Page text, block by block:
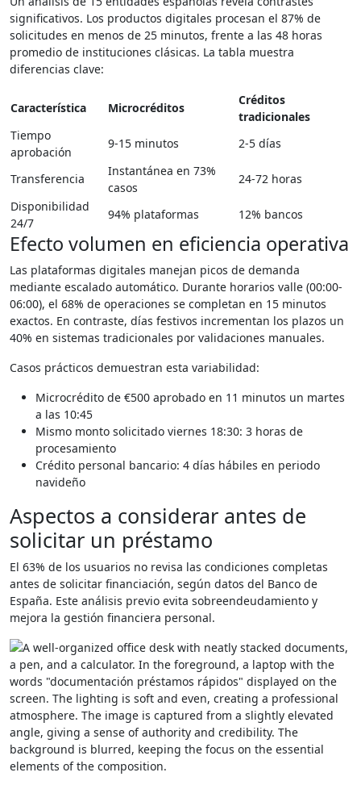
significativos. Los productos digitales procesan el 87% de
solicitudes en menos de 25 minutos, frente a las 48 horas
promedio de instituciones clásicas. La tabla muestra
diferencias clave:
Característica Microcréditos
Créditos
tradicionales
Tiempo
aprobación
9-15 minutos 2-5 días
Transferencia
Instantánea en 73%
casos
24-72 horas
Disponibilidad
24/7
94% plataformas 12% bancos
Efecto volumen en eficiencia operativa
Las plataformas digitales manejan picos de demanda
mediante escalado automático. Durante horarios valle (00:00-
06:00), el 68% de operaciones se completan en 15 minutos
exactos. En contraste, días festivos incrementan los plazos un
40% en sistemas tradicionales por validaciones manuales.
Casos prácticos demuestran esta variabilidad:
Microcrédito de €500 aprobado en 11 minutos un martes
a las 10:45
Mismo monto solicitado viernes 18:30: 3 horas de
procesamiento
Crédito personal bancario: 4 días hábiles en periodo
navideño
Aspectos a considerar antes de
solicitar un préstamo
El 63% de los usuarios no revisa las condiciones completas
antes de solicitar financiación, según datos del Banco de
España. Este análisis previo evita sobreendeudamiento y
mejora la gestión financiera personal.